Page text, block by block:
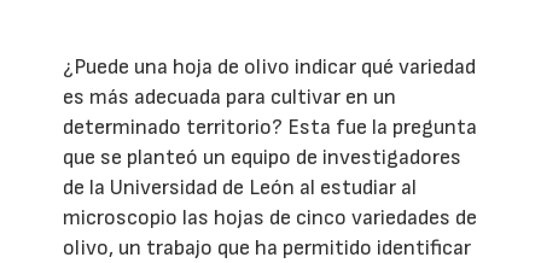
¿Puede una hoja de olivo indicar qué variedad
es más adecuada para cultivar en un
determinado territorio? Esta fue la pregunta
que se planteó un equipo de investigadores
de la Universidad de León al estudiar al
microscopio las hojas de cinco variedades de
olivo, un trabajo que ha permitido identificar